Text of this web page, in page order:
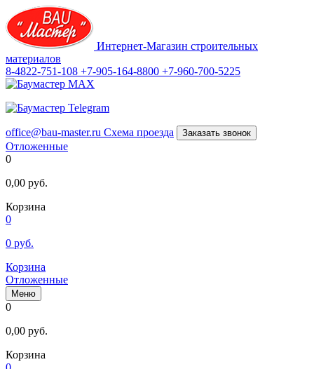
Интернет-Магазин строительных
материалов
8-4822-751-108 +7-905-164-8800 +7-960-700-5225
office@bau-master.ru Схема проезда Заказать звонок
Отложенные
0
0,00 руб.
Корзина
0
0 руб.
Корзина
Отложенные
Меню
0
0,00 руб.
Корзина